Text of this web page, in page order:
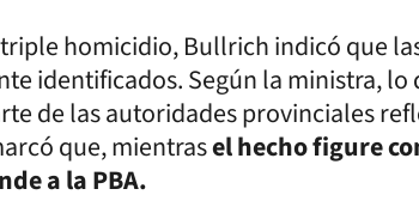
homicidio, Bullrich indicó que
identificados. Según la ministra, lo
de las autoridades provinciales
que, mientrasel hecho figure
a la PBA.